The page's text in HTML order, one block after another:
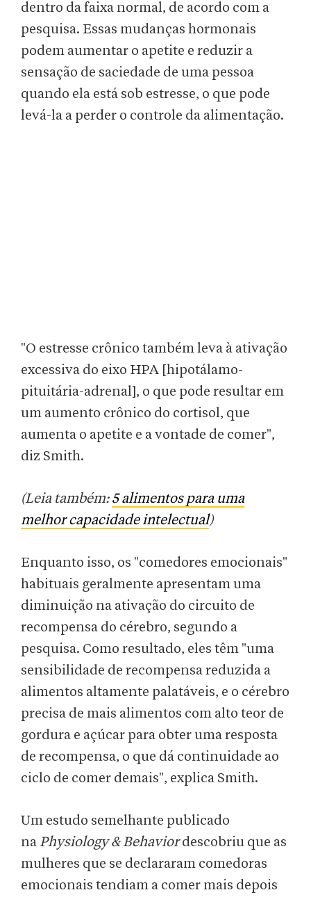
dentro da faixa normal, de acordo com a
pesquisa. Essas mudanças hormonais
podem aumentar o apetite e reduzir a
sensação de saciedade de uma pessoa
quando ela está sob estresse, o que pode
levá-la a perder o controle da alimentação.
"O estresse crônico também leva à ativação
excessiva do eixo HPA [hipotálamo-
pituitária-adrenal], o que pode resultar em
um aumento crônico do cortisol, que
aumenta o apetite e a vontade de comer",
diz Smith.
(Leia também:5 alimentos para uma
melhor capacidade intelectual)
Enquanto isso, os "comedores emocionais"
habituais geralmente apresentam uma
diminuição na ativação do circuito de
recompensa do cérebro, segundo a
pesquisa. Como resultado, eles têm "uma
sensibilidade de recompensa reduzida a
alimentos altamente palatáveis, e o cérebro
precisa de mais alimentos com alto teor de
gordura e açúcar para obter uma resposta
de recompensa, o que dá continuidade ao
ciclo de comer demais", explica Smith.
Um estudo semelhante publicado
naPhysiology & Behaviordescobriu que as
mulheres que se declararam comedoras
emocionais tendiam a comer mais depois